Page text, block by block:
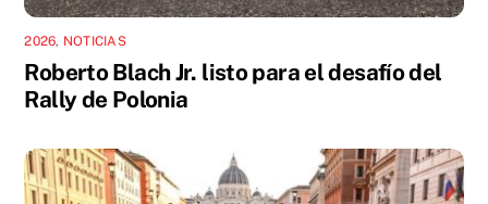
2026, NOTICIAS
Roberto Blach Jr. listo para el desafío del
Rally de Polonia